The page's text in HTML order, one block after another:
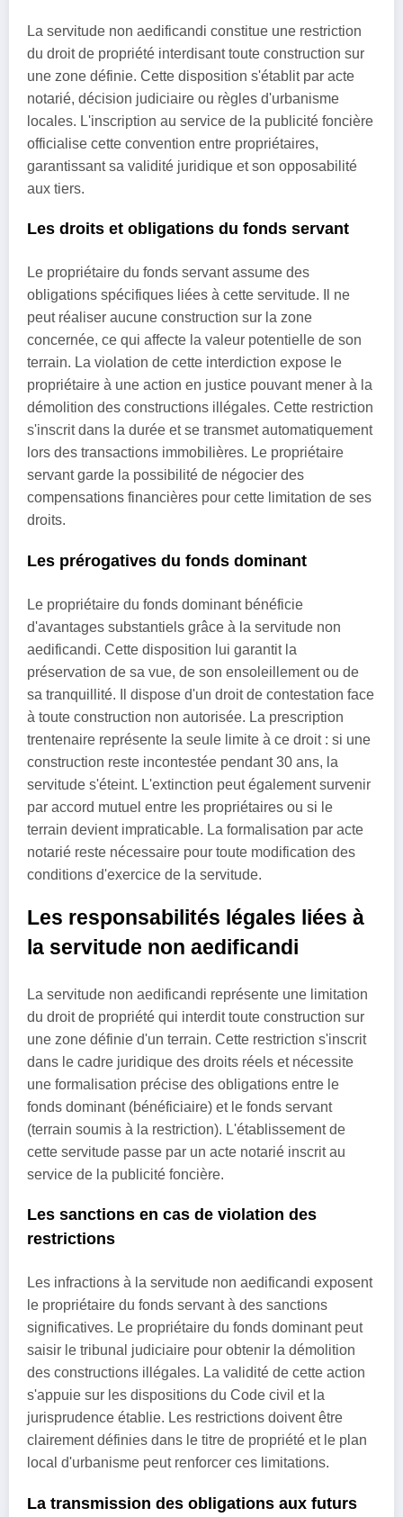
La servitude non aedificandi constitue une restriction
du droit de propriété interdisant toute construction sur
une zone définie. Cette disposition s'établit par acte
notarié, décision judiciaire ou règles d'urbanisme
locales. L'inscription au service de la publicité foncière
officialise cette convention entre propriétaires,
garantissant sa validité juridique et son opposabilité
aux tiers.
Les droits et obligations du fonds servant
Le propriétaire du fonds servant assume des
obligations spécifiques liées à cette servitude. Il ne
peut réaliser aucune construction sur la zone
concernée, ce qui affecte la valeur potentielle de son
terrain. La violation de cette interdiction expose le
propriétaire à une action en justice pouvant mener à la
démolition des constructions illégales. Cette restriction
s'inscrit dans la durée et se transmet automatiquement
lors des transactions immobilières. Le propriétaire
servant garde la possibilité de négocier des
compensations financières pour cette limitation de ses
droits.
Les prérogatives du fonds dominant
Le propriétaire du fonds dominant bénéficie
d'avantages substantiels grâce à la servitude non
aedificandi. Cette disposition lui garantit la
préservation de sa vue, de son ensoleillement ou de
sa tranquillité. Il dispose d'un droit de contestation face
à toute construction non autorisée. La prescription
trentenaire représente la seule limite à ce droit : si une
construction reste incontestée pendant 30 ans, la
servitude s'éteint. L'extinction peut également survenir
par accord mutuel entre les propriétaires ou si le
terrain devient impraticable. La formalisation par acte
notarié reste nécessaire pour toute modification des
conditions d'exercice de la servitude.
Les responsabilités légales liées à
la servitude non aedificandi
La servitude non aedificandi représente une limitation
du droit de propriété qui interdit toute construction sur
une zone définie d'un terrain. Cette restriction s'inscrit
dans le cadre juridique des droits réels et nécessite
une formalisation précise des obligations entre le
fonds dominant (bénéficiaire) et le fonds servant
(terrain soumis à la restriction). L'établissement de
cette servitude passe par un acte notarié inscrit au
service de la publicité foncière.
Les sanctions en cas de violation des
restrictions
Les infractions à la servitude non aedificandi exposent
le propriétaire du fonds servant à des sanctions
significatives. Le propriétaire du fonds dominant peut
saisir le tribunal judiciaire pour obtenir la démolition
des constructions illégales. La validité de cette action
s'appuie sur les dispositions du Code civil et la
jurisprudence établie. Les restrictions doivent être
clairement définies dans le titre de propriété et le plan
local d'urbanisme peut renforcer ces limitations.
La transmission des obligations aux futurs